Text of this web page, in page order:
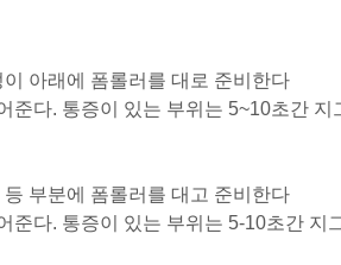
아래에 폼롤러를 대로 준비한다
준다. 통증이 있는 부위는 5~10초간 지
부분에 폼롤러를 대고 준비한다
준다. 통증이 있는 부위는 5-10초간 지